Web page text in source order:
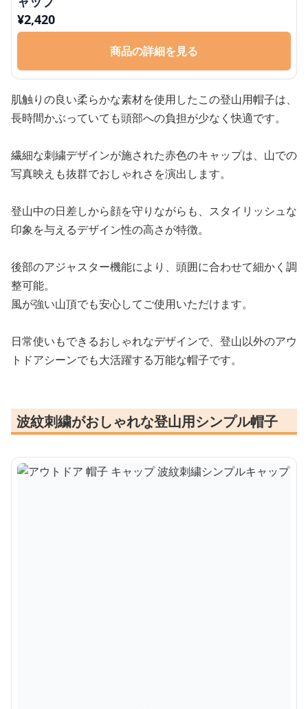
¥2,420
商品の詳細を見る
肌触りの良い柔らかな素材を使用したこの登山用帽子は、
長時間かぶっていても頭部への負担が少なく快適です。
繊細な刺繍デザインが施された赤色のキャップは、山での
写真映えも抜群でおしゃれさを演出します。
登山中の日差しから顔を守りながらも、スタイリッシュな
印象を与えるデザイン性の高さが特徴。
後部のアジャスター機能により、頭囲に合わせて細かく調
整可能。
風が強い山頂でも安心してご使用いただけます。
日常使いもできるおしゃれなデザインで、登山以外のアウ
トドアシーンでも大活躍する万能な帽子です。
波紋刺繍がおしゃれな登山用シンプル帽子